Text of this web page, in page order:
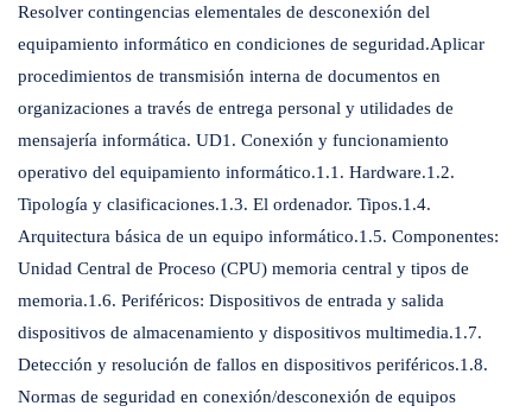
Resolver contingencias elementales de desconexión del
equipamiento informático en condiciones de seguridad.Aplicar
procedimientos de transmisión interna de documentos en
organizaciones a través de entrega personal y utilidades de
mensajería informática. UD1. Conexión y funcionamiento
operativo del equipamiento informático.1.1. Hardware.1.2.
Tipología y clasificaciones.1.3. El ordenador. Tipos.1.4.
Arquitectura básica de un equipo informático.1.5. Componentes:
Unidad Central de Proceso (CPU) memoria central y tipos de
memoria.1.6. Periféricos: Dispositivos de entrada y salida
dispositivos de almacenamiento y dispositivos multimedia.1.7.
Detección y resolución de fallos en dispositivos periféricos.1.8.
Normas de seguridad en conexión/desconexión de equipos